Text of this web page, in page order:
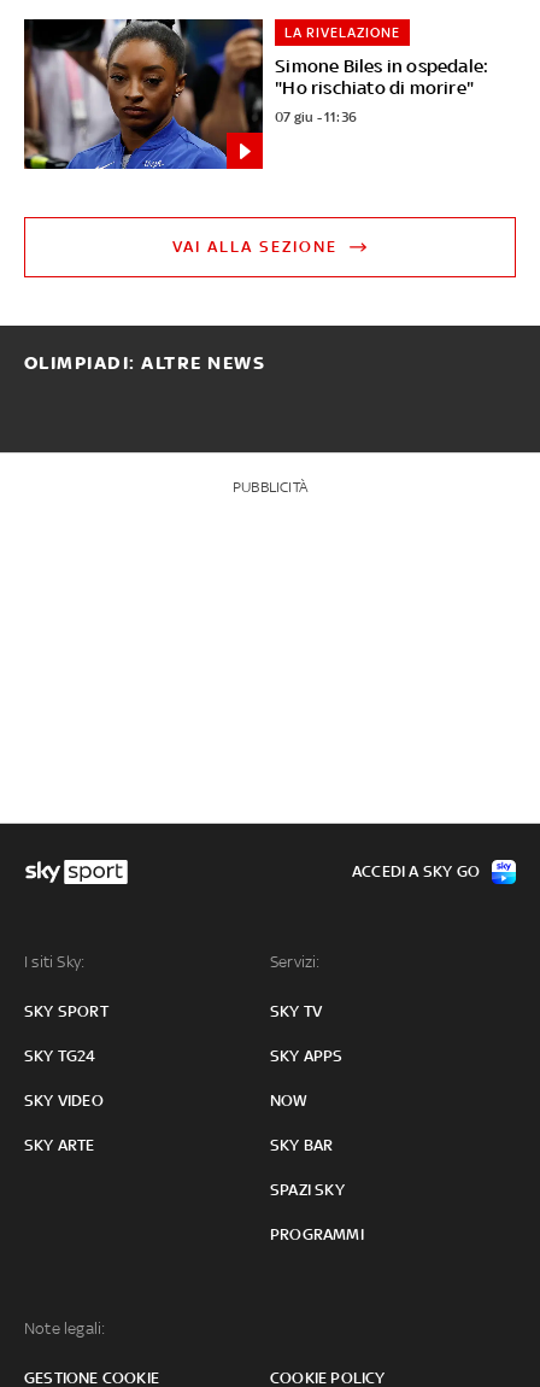
Simone Biles in ospedale:
"Ho rischiato di morire"
LA RIVELAZIONE
07 giu - 11:36
VAI ALLA SEZIONE
OLIMPIADI: ALTRE NEWS
PUBBLICITÀ
I siti Sky:
SKY SPORT
SKY TG24
SKY VIDEO
SKY ARTE
Servizi:
SKY TV
SKY APPS
NOW
SKY BAR
SPAZI SKY
PROGRAMMI
Note legali:
GESTIONE COOKIE COOKIE POLICY
ACCEDI A SKY GO